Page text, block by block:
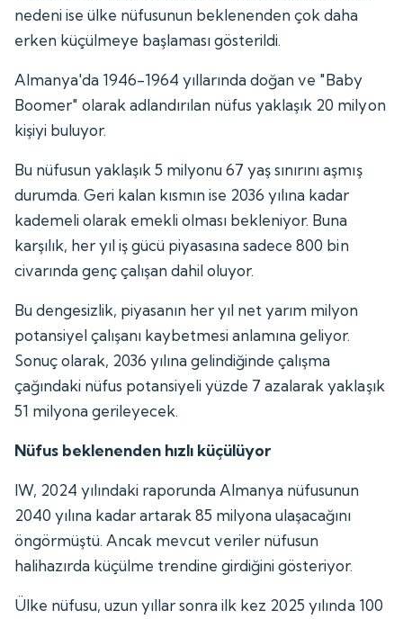
nedeni ise ülke nüfusunun beklenenden çok daha
erken küçülmeye başlaması gösterildi.
Almanya'da 1946-1964 yıllarında doğan ve "Baby
Boomer" olarak adlandırılan nüfus yaklaşık 20 milyon
kişiyi buluyor.
Bu nüfusun yaklaşık 5 milyonu 67 yaş sınırını aşmış
durumda. Geri kalan kısmın ise 2036 yılına kadar
kademeli olarak emekli olması bekleniyor. Buna
karşılık, her yıl iş gücü piyasasına sadece 800 bin
civarında genç çalışan dahil oluyor.
Bu dengesizlik, piyasanın her yıl net yarım milyon
potansiyel çalışanı kaybetmesi anlamına geliyor.
Sonuç olarak, 2036 yılına gelindiğinde çalışma
çağındaki nüfus potansiyeli yüzde 7 azalarak yaklaşık
51 milyona gerileyecek.
Nüfus beklenenden hızlı küçülüyor
IW, 2024 yılındaki raporunda Almanya nüfusunun
2040 yılına kadar artarak 85 milyona ulaşacağını
öngörmüştü. Ancak mevcut veriler nüfusun
halihazırda küçülme trendine girdiğini gösteriyor.
Ülke nüfusu, uzun yıllar sonra ilk kez 2025 yılında 100